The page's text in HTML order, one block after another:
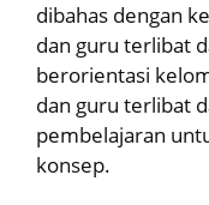
dibahas dengan
dan guru terlibat
berorientasi
dan guru terlibat
pembelajaran
konsep.